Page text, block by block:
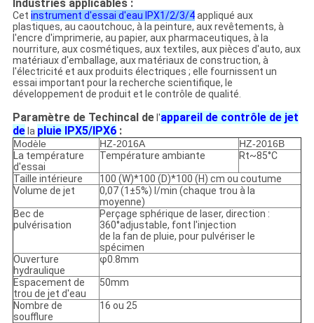
Industries applicables :
Cet instrument d'essai d'eau IPX1/2/3/4appliqué aux
plastiques, au caoutchouc, àlapeinture, aux revêtements, à
l'encre d'imprimerie, au papier, aux pharmaceutiques, àla
nourriture, aux cosmétiques, aux textiles, aux pièces d'auto, aux
matériaux d'emballage, aux matériaux de construction, à
l'électricité et aux produits électriques ; elle fournissent un
essai important pour la recherche scientifique, le
développement de produit et le contrôle de qualité.
Paramètre de Techincal del'appareil de contrôle de jet
dela pluie IPX5/IPX6:
Modèle HZ-2016A
HZ-2016B
La température
d'essai
Température ambiante Rt~85°C
Taille intérieure
100 (W)*100 (D)*100 (H) cm ou coutume
Volume de jet
0,07 (1±5%) l/min (chaque trou à la
moyenne)
Bec de
pulvérisation
Perçage sphérique de laser, direction :
360°adjustable, font l'injection
de la fan de pluie, pour pulvériser le
spécimen
Ouverture
hydraulique
φ0.8mm
Espacement de
trou de jet d'eau
50mm
Nombre de
soufflure
16 ou 25